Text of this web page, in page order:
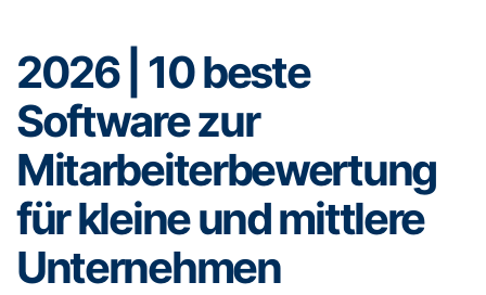
2026 | 10 beste
Software zur
Mitarbeiterbewertung
für kleine und mittlere
Unternehmen